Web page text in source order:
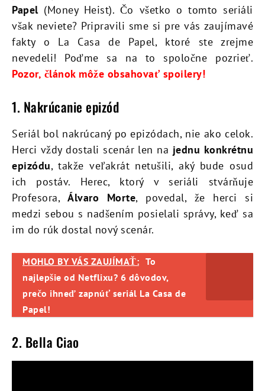
Papel(Money Heist). Čo všetko o tomto seriáli
však neviete? Pripravili sme si pre vás zaujímavé
fakty o La Casa de Papel, ktoré ste zrejme
nevedeli! Poďme sa na to spoločne pozrieť.
Pozor, článok môže obsahovať spoilery!
1. Nakrúcanie epizód
Seriál bol nakrúcaný po epizódach, nie ako celok.
Herci vždy dostali scenár len na jednu konkrétnu
epizódu, takže veľakrát netušili, aký bude osud
ich postáv. Herec, ktorý v seriáli stvárňuje
Profesora,Álvaro Morte, povedal, že herci si
medzi sebou s nadšením posielali správy, keď sa
im do rúk dostal nový scenár.
MOHLO BY VÁS ZAUJÍMAŤ: To
najlepšie od Netflixu? 6 dôvodov,
prečo ihneď zapnúť seriál La Casa de
Papel!
2. Bella Ciao